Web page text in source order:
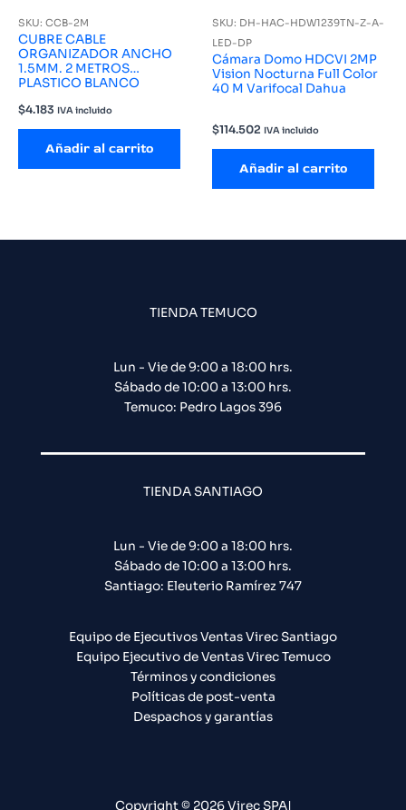
SKU: CCB-2M
CUBRE CABLE
ORGANIZADOR ANCHO
1.5MM. 2 METROS
PLASTICO BLANCO
$4.183 IVA incluido
Añadir al carrito
SKU: DH-HAC-HDW1239TN-Z-A-
LED-DP
Cámara Domo HDCVI 2MP
Vision Nocturna Full Color
40 M Varifocal Dahua
$114.502 IVA incluido
Añadir al carrito
TIENDA TEMUCO
Lun - Vie de 9:00 a 18:00 hrs.
Sábado de 10:00 a 13:00 hrs.
Temuco: Pedro Lagos 396
TIENDA SANTIAGO
Lun - Vie de 9:00 a 18:00 hrs.
Sábado de 10:00 a 13:00 hrs.
Santiago: Eleuterio Ramírez 747​
Equipo de Ejecutivos Ventas Virec Santiago
Equipo Ejecutivo de Ventas Virec Temuco
Términos y condiciones
Políticas de post-venta
Despachos y garantías
Copyright © 2026 Virec SPA|